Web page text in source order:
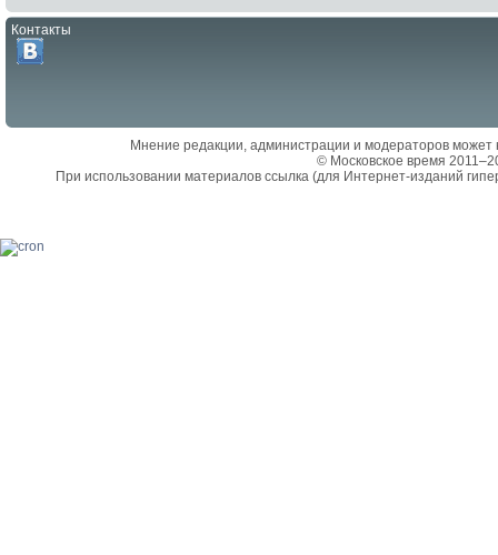
Контакты
Мнение редакции, администрации и модераторов может
© Московское время
При использовании материалов ссылка (для Интернет-изданий